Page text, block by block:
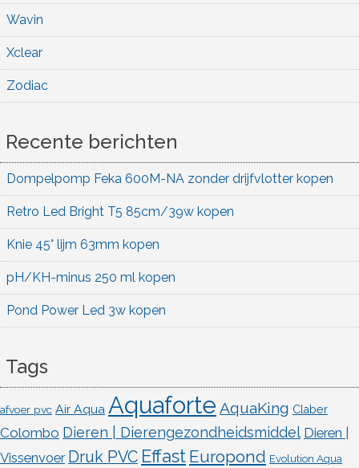
Wavin
Xclear
Zodiac
Recente berichten
Dompelpomp Feka 600M-NA zonder drijfvlotter kopen
Retro Led Bright T5 85cm/39w kopen
Knie 45° lijm 63mm kopen
pH/KH-minus 250 ml kopen
Pond Power Led 3w kopen
Tags
afvoer pvc Air Aqua Aquaforte AquaKing Claber
Colombo Dieren | Dierengezondheidsmiddel Dieren |
Vissenvoer Druk PVC Effast Europond Evolution Aqua